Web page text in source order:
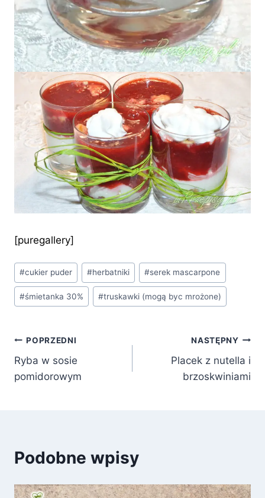
[puregallery]
Tagi
wpisu:
#cukier puder #herbatniki #serek mascarpone
#śmietanka 30% #truskawki (mogą byc mrożone)
Nawigacja
wpisu
POPRZEDNI
Ryba w sosie
pomidorowym
NASTĘPNY
Placek z nutella i
brzoskwiniami
Podobne wpisy